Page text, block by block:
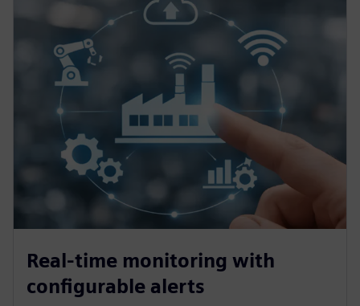
Real-time monitoring with
configurable alerts